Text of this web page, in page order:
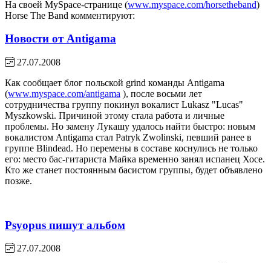
На своей MySpace-странице (www.myspace.com/horsetheband)
Horse The Band комментируют:
Новости от Antigama
27.07.2008
Как сообщает блог польской grind команды Antigama
(www.myspace.com/antigama ), после восьми лет
сотрудничества группу покинул вокалист Lukasz "Lucas"
Myszkowski. Причиной этому стала работа и личные
проблемы. Но замену Лукашу удалось найти быстро: новым
вокалистом Antigama стал Patryk Zwolinski, певший ранее в
группе Blindead. Но перемены в составе коснулись не только
его: место бас-гитариста Майка временно занял испанец Хосе.
Кто же станет постоянным басистом группы, будет объявлено
позже.
Psyopus пишут альбом
27.07.2008